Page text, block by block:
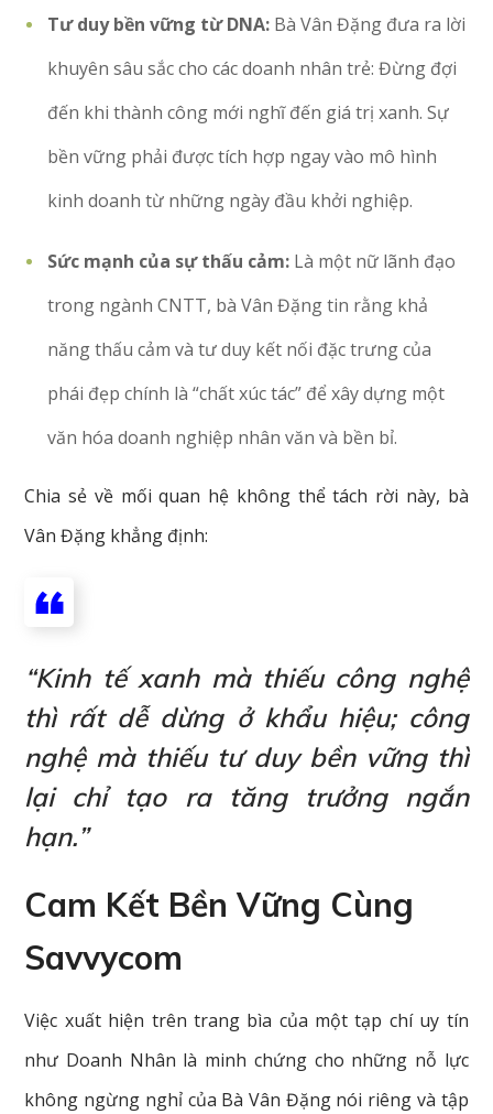
Tư duy bền vững từ DNA: Bà Vân Đặng đưa ra lời
khuyên sâu sắc cho các doanh nhân trẻ: Đừng đợi
đến khi thành công mới nghĩ đến giá trị xanh. Sự
bền vững phải được tích hợp ngay vào mô hình
kinh doanh từ những ngày đầu khởi nghiệp.
Sức mạnh của sự thấu cảm: Là một nữ lãnh đạo
trong ngành CNTT, bà Vân Đặng tin rằng khả
năng thấu cảm và tư duy kết nối đặc trưng của
phái đẹp chính là “chất xúc tác” để xây dựng một
văn hóa doanh nghiệp nhân văn và bền bỉ.
Chia sẻ về mối quan hệ không thể tách rời này, bà
Vân Đặng khẳng định:
“Kinh tế xanh mà thiếu công nghệ
thì rất dễ dừng ở khẩu hiệu; công
nghệ mà thiếu tư duy bền vững thì
lại chỉ tạo ra tăng trưởng ngắn
hạn.”
Cam Kết Bền Vững Cùng
Savvycom
Việc xuất hiện trên trang bìa của một tạp chí uy tín
như Doanh Nhân là minh chứng cho những nỗ lực
không ngừng nghỉ của Bà Vân Đặng nói riêng và tập